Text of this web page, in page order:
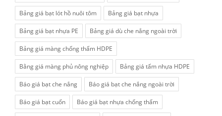
Bảng giá bạt lót hồ nuôi tôm Bảng giá bạt nhựa
Bảng giá bạt nhựa PE Bảng giá dù che nắng ngoài trời
Bảng giá màng chống thấm HDPE
Bằng giá màng phủ nông nghiệp Bảng giá tấm nhựa HDPE
Báo giá bạt che nắng Báo giá bạt che nắng ngoài trời
Báo giá bạt cuốn Báo giá bạt nhựa chống thấm